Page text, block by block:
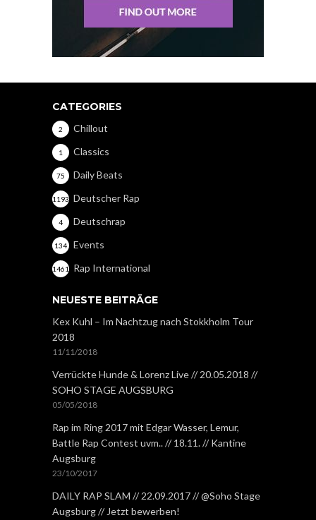
CATEGORIES
Chillout
2
Classics
1
Daily Beats
75
Deutscher Rap
1193
Deutschrap
4
Events
134
Rap International
1461
NEUESTE BEITRÄGE
Kex Kuhl – Im Nachtzug nach Stokkholm Tour
2018
11/11/2018
Verrückte Hunde & Lorenz Live // 20.05.2018 //
SOHO STAGE AUGSBURG
05/05/2018
Rap im Ring 2017 mit Edgar Wasser, Lemur,
Battle Rap Contest uvm.. // 18.11. // Kantine
Augsburg
23/10/2017
DAILY RAP SLAM // 22.09.2017 // @Soho Stage
Augsburg // Jetzt bewerben!